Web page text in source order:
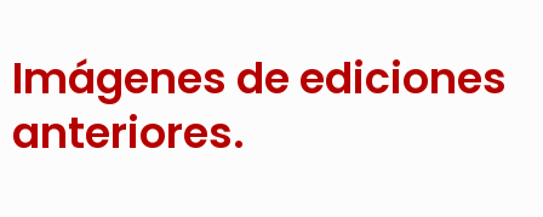
Imágenes de ediciones
anteriores.